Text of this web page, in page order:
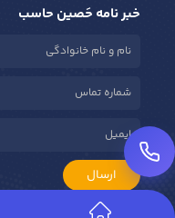
خبر نامه حَصین حاسب
ارسال